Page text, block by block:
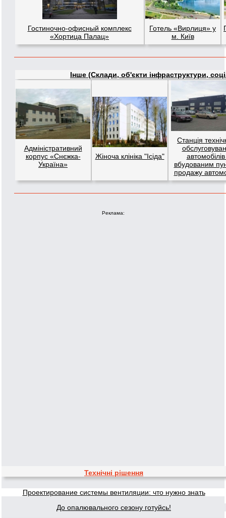
Гостиночно-офисный комплекс
«Хортица Палац»
Готель «Вирлиця» у
м. Київ
Інше (Склади, об'єкти інфраструктури,
Адміністративний
корпус «Снєжка-
Україна»
Жіноча клініка "Ісіда"
Станція
автомобілів
вбудованим
продажу
Реклама:
Технічні рішення
Проектирование системы вентиляции: что нужно знать
До опалювального сезону готуйсь!